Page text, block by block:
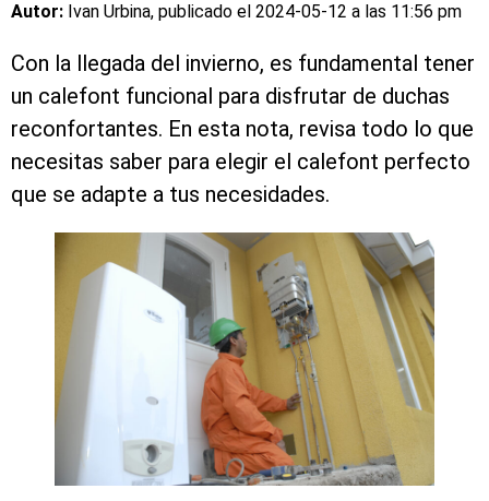
Autor: Ivan Urbina, publicado el 2024-05-12 a las 11:56 pm
Con la llegada del invierno, es fundamental tener
un calefont funcional para disfrutar de duchas
reconfortantes. En esta nota, revisa todo lo que
necesitas saber para elegir el calefont perfecto
que se adapte a tus necesidades.